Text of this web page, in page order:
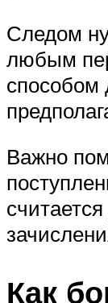
Следом
любым
способом
Важно
Как